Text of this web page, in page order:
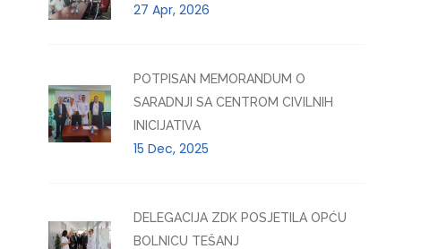
27 Apr, 2026
POTPISAN MEMORANDUM O
SARADNJI SA CENTROM CIVILNIH
INICIJATIVA
15 Dec, 2025
DELEGACIJA ZDK POSJETILA OPĆU
BOLNICU TEŠANJ